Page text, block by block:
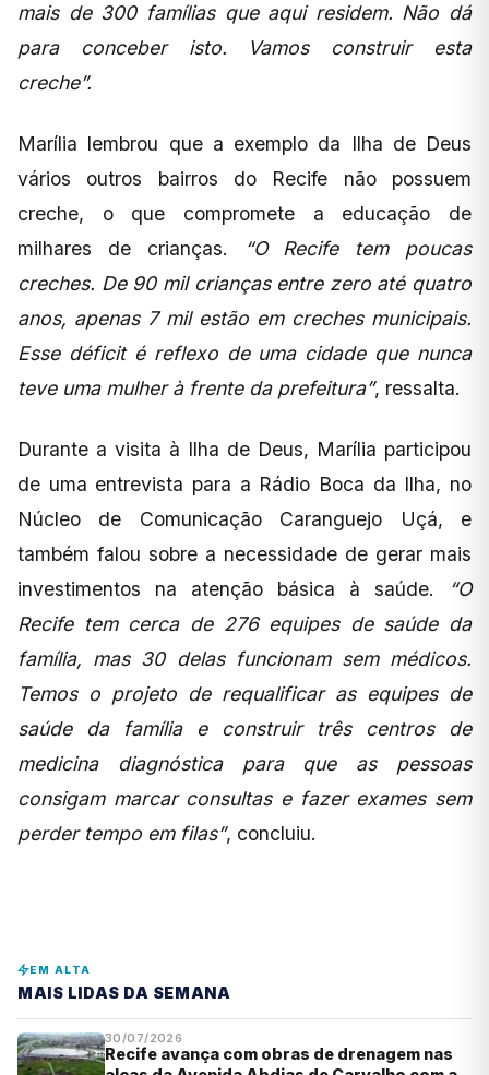
mais de 300 famílias que aqui residem. Não dá
para conceber isto. Vamos construir esta
creche”.
Marília lembrou que a exemplo da Ilha de Deus
vários outros bairros do Recife não possuem
creche, o que compromete a educação de
milhares de crianças.
“O Recife tem poucas
creches. De 90 mil crianças entre zero até quatro
anos, apenas 7 mil estão em creches municipais.
Esse déficit é reflexo de uma cidade que nunca
teve uma mulher à frente da prefeitura”, ressalta.
Durante a visita à Ilha de Deus, Marília participou
de uma entrevista para a Rádio Boca da Ilha, no
Núcleo de Comunicação Caranguejo Uçá, e
também falou sobre a necessidade de gerar mais
investimentos na atenção básica à saúde.
“O
Recife tem cerca de 276 equipes de saúde da
família, mas 30 delas funcionam sem médicos.
Temos o projeto de requalificar as equipes de
saúde da família e construir três centros de
medicina diagnóstica para que as pessoas
consigam marcar consultas e fazer exames sem
perder tempo em filas”, concluiu.
EM ALTA
MAIS LIDAS DA SEMANA
30/07/2026
Recife avança com obras de drenagem nas